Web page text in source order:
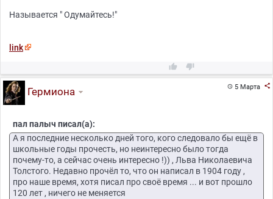
Называется " Одумайтесь!"
link
 
5 Марта 
Гермиона
пал палыч писал(а):
А я последние несколько дней того, кого следовало бы ещё в
школьные годы прочесть, но неинтересно было тогда
почему-то, а сейчас очень интересно !)) , Льва Николаевича
Толстого. Недавно прочёл то, что он написал в 1904 году ,
про наше время, хотя писал про своё время ... и вот прошло
120 лет , ничего не меняется